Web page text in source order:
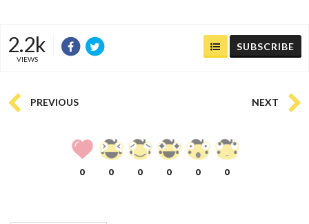
2.2k
VIEWS
SUBSCRIBE
PREVIOUS NEXT
0 0 0 0 0 0